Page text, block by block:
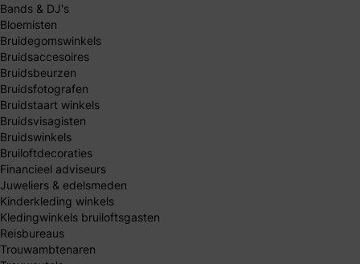
Bands & DJ's
Bloemisten
Bruidegomswinkels
Bruidsaccesoires
Bruidsbeurzen
Bruidsfotografen
Bruidstaart winkels
Bruidsvisagisten
Bruidswinkels
Bruiloftdecoraties
Financieel adviseurs
Juweliers & edelsmeden
Kinderkleding winkels
Kledingwinkels bruiloftsgasten
Reisbureaus
Trouwambtenaren